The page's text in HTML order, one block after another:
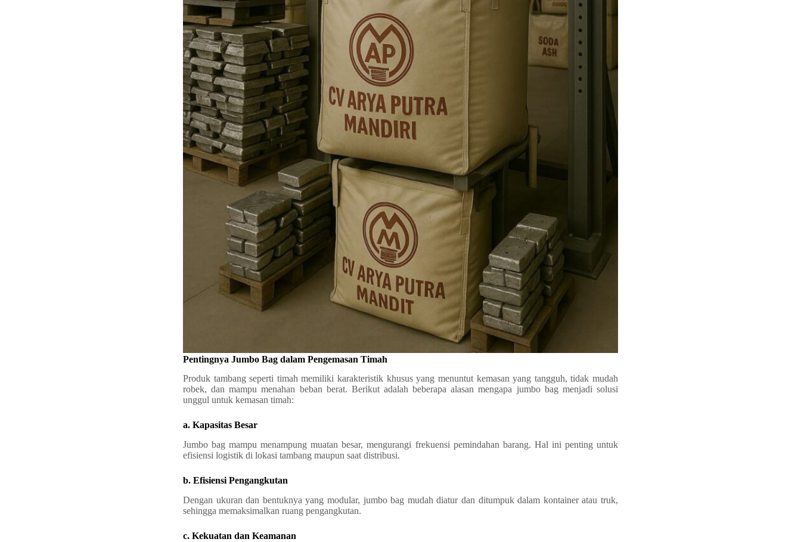
Pentingnya Jumbo Bag dalam Pengemasan Timah
Produk tambang seperti timah memiliki karakteristik khusus yang menuntut kemasan yang tangguh, tidak mudah
robek, dan mampu menahan beban berat. Berikut adalah beberapa alasan mengapa jumbo bag menjadi solusi
unggul untuk kemasan timah:
a. Kapasitas Besar
Jumbo bag mampu menampung muatan besar, mengurangi frekuensi pemindahan barang. Hal ini penting untuk
efisiensi logistik di lokasi tambang maupun saat distribusi.
b. Efisiensi Pengangkutan
Dengan ukuran dan bentuknya yang modular, jumbo bag mudah diatur dan ditumpuk dalam kontainer atau truk,
sehingga memaksimalkan ruang pengangkutan.
c. Kekuatan dan Keamanan